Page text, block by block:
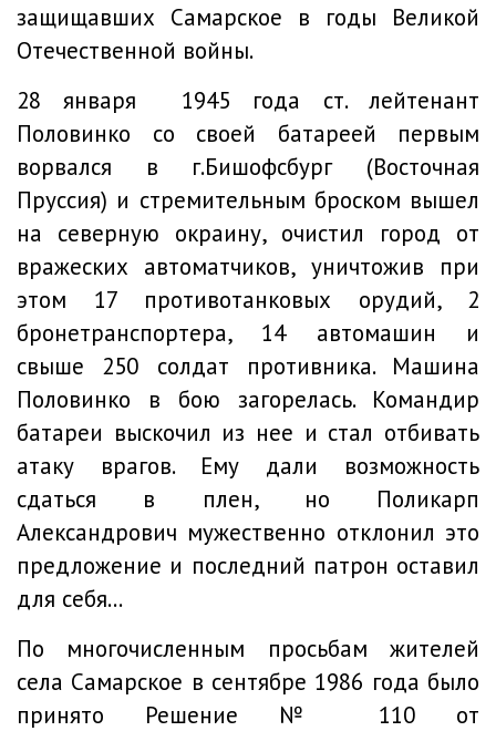
защищавших Самарское в годы Великой
Отечественной войны.
28 января 1945 года ст. лейтенант
Половинко со своей батареей первым
ворвался в г.Бишофсбург (Восточная
Пруссия) и стремительным броском вышел
на северную окраину, очистил город от
вражеских автоматчиков, уничтожив при
этом 17 противотанковых орудий, 2
бронетранспортера, 14 автомашин и
свыше 250 солдат противника. Машина
Половинко в бою загорелась. Командир
батареи выскочил из нее и стал отбивать
атаку врагов. Ему дали возможность
сдаться в плен, но Поликарп
Александрович мужественно отклонил это
предложение и последний патрон оставил
для себя...
По многочисленным просьбам жителей
села Самарское в сентябре 1986 года было
принято Решение № 110 от